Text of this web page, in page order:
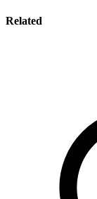
Related